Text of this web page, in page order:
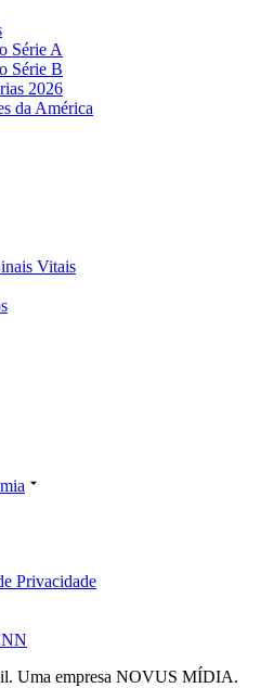
Série A
Série B
2026
da América
Vitais
Privacidade
Uma empresa NOVUS MÍDIA.